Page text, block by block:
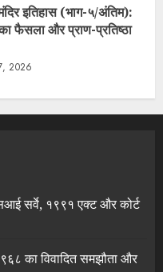
इतिहास (भाग-५/अंतिम):
फैसला और प्राण-प्रतिष्ठा
2026
सर्वे, १९९१ एक्ट और कोर्ट
का विवादित समझौता और